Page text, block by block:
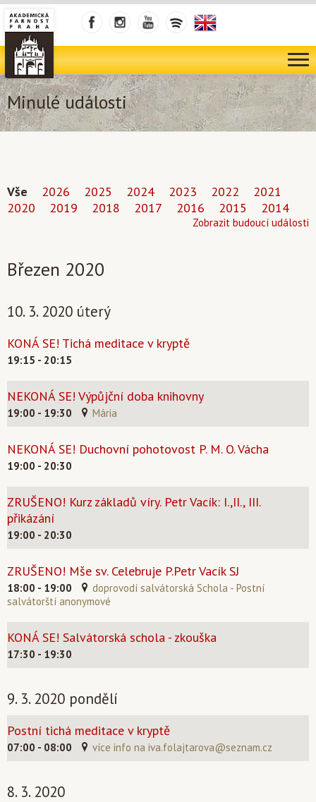
Minulé události
Vše 2026 2025 2024 2023 2022
2021
2020
2019 2018 2017 2016 2015 2014
Zobrazit budoucí události
Březen 2020
10. 3. 2020 úterý
KONÁ SE! Tichá meditace v kryptě
19:15 - 20:15
NEKONÁ SE! Výpůjční doba knihovny
19:00 - 19:30 Mária
NEKONÁ SE! Duchovní pohotovost P. M. O. Vácha
19:00 - 20:30
ZRUŠENO! Kurz základů víry. Petr Vacík: I.,II., III.
přikázání
19:00 - 20:30
ZRUŠENO! Mše sv. Celebruje P.Petr Vacík SJ
18:00 - 19:00
doprovodí salvátorská Schola - Postní
salvátorští anonymové
KONÁ SE! Salvátorská schola - zkouška
17:30 - 19:30
9. 3. 2020 pondělí
Postní tichá meditace v kryptě
07:00 - 08:00 více info na iva.folajtarova@seznam.cz
8. 3. 2020